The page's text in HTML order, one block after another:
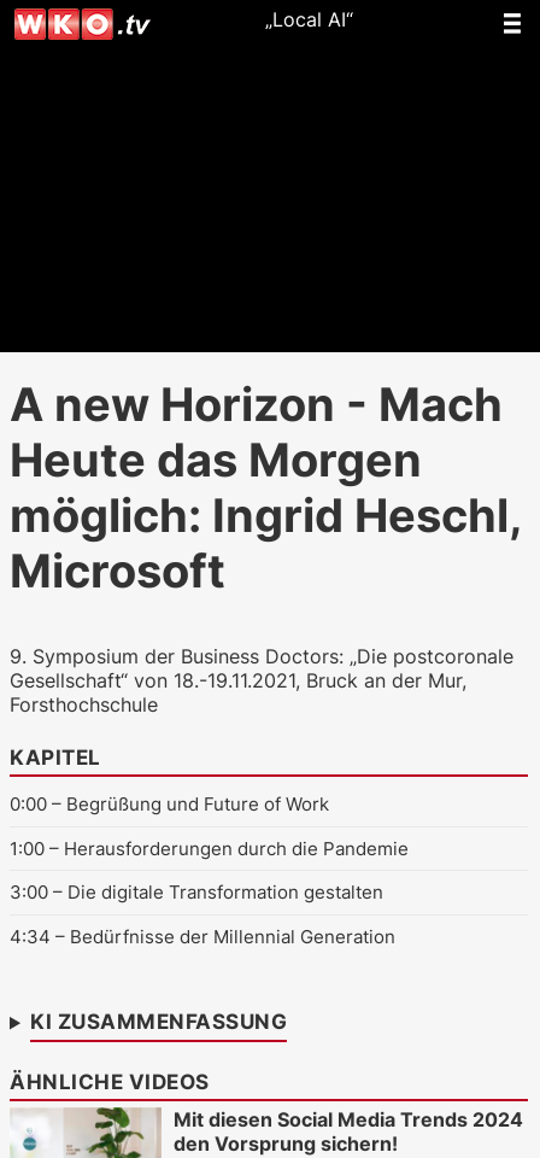
„Local AI“
A new Horizon - Mach
Heute das Morgen
möglich: Ingrid Heschl,
Microsoft
9. Symposium der Business Doctors: „Die postcoronale
Gesellschaft“ von 18.-19.11.2021, Bruck an der Mur,
Forsthochschule
KAPITEL
0:00 – Begrüßung und Future of Work
1:00 – Herausforderungen durch die Pandemie
3:00 – Die digitale Transformation gestalten
4:34 – Bedürfnisse der Millennial Generation
KI ZUSAMMENFASSUNG
ÄHNLICHE VIDEOS
Mit diesen Social Media Trends 2024
den Vorsprung sichern!
WKO.tv KI (lokales LLM gemma-4-
26b-a4b-it, Blackwell)